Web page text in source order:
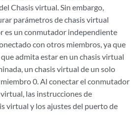
Chasis virtual. Sin embargo,
parámetros de chasis virtual
es un conmutador independiente
con otros miembros, ya que
admita estar en un chasis virtual
un chasis virtual de un solo
0. Al conectar el conmutador
las instrucciones de
virtual y los ajustes del puerto de